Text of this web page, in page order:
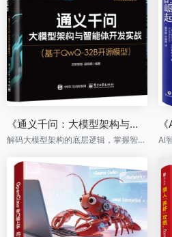
《通义千问：大模型架构与智能体开发实战》
解码大模型架构的底层逻辑，掌握智能体开发的全流程密钥